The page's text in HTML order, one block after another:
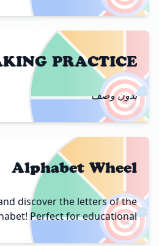
🎯
PRACTICE
بدون وصف
🎯
Alphabet Wheel
discover the letters of the
Perfect for educational...